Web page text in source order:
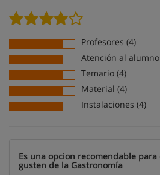
Profesores (4)
Atención al alumno
Temario (4)
Material (4)
Instalaciones (4)
Es una opcion recomendable
gusten de la Gastronomía